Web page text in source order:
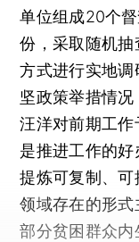
单位组成20个
份，采取随机
方式进行实地
坚政策举措情况
汪洋对前期工
是推进工作的好
提炼可复制、
领域存在的形式
部分贫困群众